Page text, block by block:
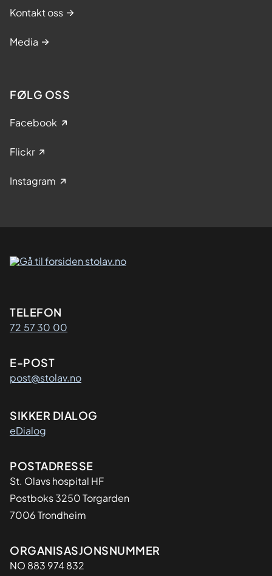
Kontakt oss
Media
FØLG OSS
Facebook
Flickr
Instagram
Kontaktinformasjon
TELEFON
72 57 30 00
E-POST
post@stolav.no
SIKKER DIALOG
eDialog
Adresse
POSTADRESSE
St. Olavs hospital HF
Postboks 3250 Torgarden
7006 Trondheim
Organisasjon
ORGANISASJONSNUMMER
NO 883 974 832